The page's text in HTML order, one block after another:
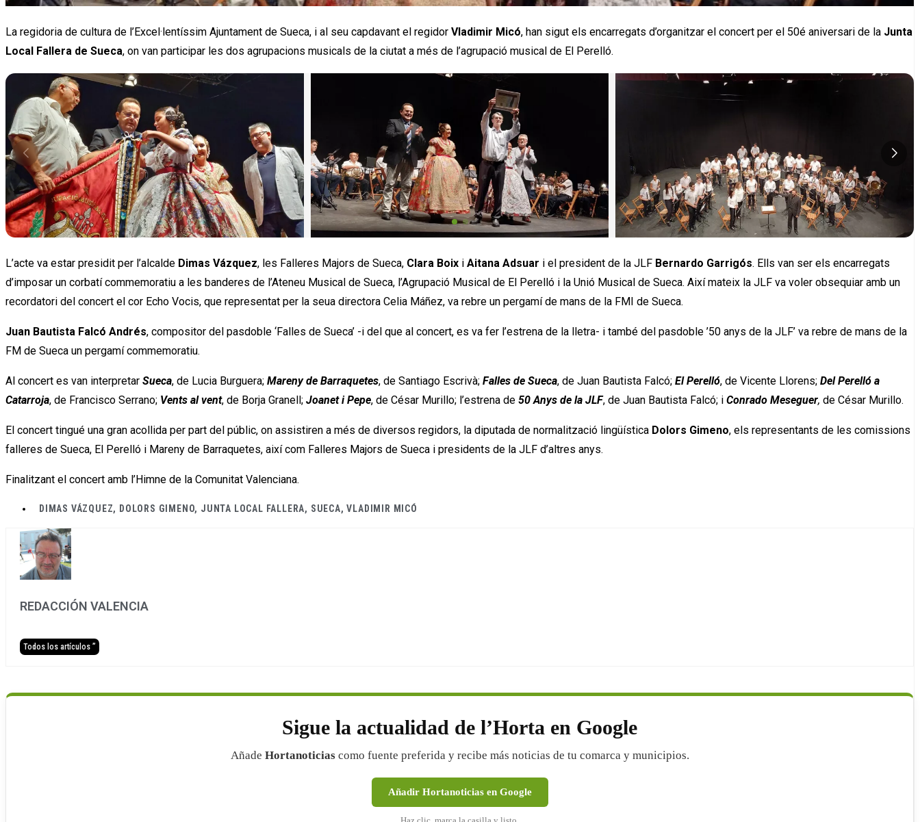
La regidoria de cultura de l’Excel·lentíssim Ajuntament de Sueca, i al seu capdavant el regidor Vladimir Micó, han sigut els encarregats d’organitzar el concert per el 50é aniversari de la Junta
Local Fallera de Sueca, on van participar les dos agrupacions musicals de la ciutat a més de l’agrupació musical de El Perelló.
L’acte va estar presidit per l’alcalde Dimas Vázquez, les Falleres Majors de Sueca, Clara Boix i Aitana Adsuar i el president de la JLF Bernardo Garrigós. Ells van ser els encarregats
d’imposar un corbatí commemoratiu a les banderes de l’Ateneu Musical de Sueca, l’Agrupació Musical de El Perelló i la Unió Musical de Sueca. Així mateix la JLF va voler obsequiar amb un
recordatori del concert el cor Echo Vocis, que representat per la seua directora Celia Máñez, va rebre un pergamí de mans de la FMI de Sueca.
Juan Bautista Falcó Andrés, compositor del pasdoble ‘Falles de Sueca’ -i del que al concert, es va fer l’estrena de la lletra- i també del pasdoble ’50 anys de la JLF’ va rebre de mans de la
FM de Sueca un pergamí commemoratiu.
Al concert es van interpretar Sueca, de Lucia Burguera; Mareny de Barraquetes, de Santiago Escrivà; Falles de Sueca, de Juan Bautista Falcó; El Perelló, de Vicente Llorens; Del Perelló a
Catarroja, de Francisco Serrano; Vents al vent, de Borja Granell; Joanet i Pepe, de César Murillo; l’estrena de 50 Anys de la JLF, de Juan Bautista Falcó; i Conrado Meseguer, de César Murillo.
El concert tingué una gran acollida per part del públic, on assistiren a més de diversos regidors, la diputada de normalització lingüística Dolors Gimeno, els representants de les comissions
falleres de Sueca, El Perelló i Mareny de Barraquetes, així com Falleres Majors de Sueca i presidents de la JLF d’altres anys.
Finalitzant el concert amb l’Himne de la Comunitat Valenciana.
DIMAS VÁZQUEZ, DOLORS GIMENO, JUNTA LOCAL FALLERA, SUECA,VLADIMIR MICÓ
REDACCIÓN VALENCIA
Todos los artículos ”
Sigue la actualidad de l’Horta en Google
Añade Hortanoticiascomo fuente preferida y recibe más noticias de tu comarca y municipios.
Añadir Hortanoticias en Google